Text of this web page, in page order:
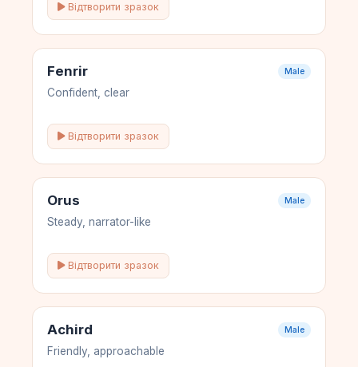
Відтворити зразок
Fenrir Male
Confident, clear
Відтворити зразок
Orus Male
Steady, narrator-like
Відтворити зразок
Achird Male
Friendly, approachable